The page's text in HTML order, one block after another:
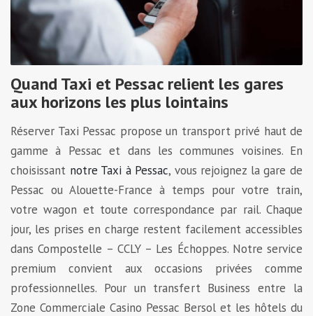
Quand Taxi et Pessac relient les gares
aux horizons les plus lointains
Réserver Taxi Pessac propose un transport privé haut de
gamme à Pessac et dans les communes voisines. En
choisissant notre Taxi à Pessac, vous rejoignez la gare de
Pessac ou Alouette-France à temps pour votre train,
votre wagon et toute correspondance par rail. Chaque
jour, les prises en charge restent facilement accessibles
dans Compostelle – CCLY – Les Échoppes. Notre service
premium convient aux occasions privées comme
professionnelles. Pour un transfert Business entre la
Zone Commerciale Casino Pessac Bersol et les hôtels du